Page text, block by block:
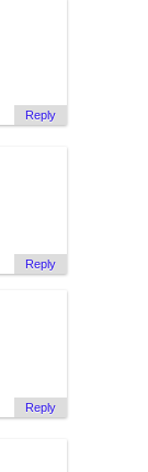
Reply
Reply
Reply